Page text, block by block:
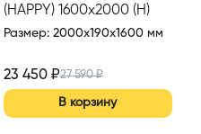
(HAPPY) 1600х2000 (Н)
Размер: 2000x190x1600 мм
23 450₽27 590₽
В корзину